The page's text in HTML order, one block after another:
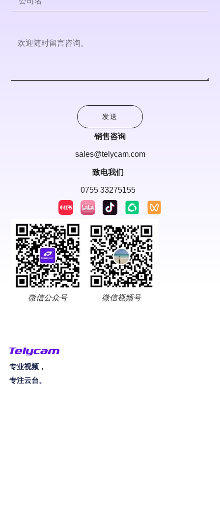
销售咨询
sales@telycam.com
致电我们
0755 33275155
微信公众号 微信视频号
发送
专业视频，
专注云台。